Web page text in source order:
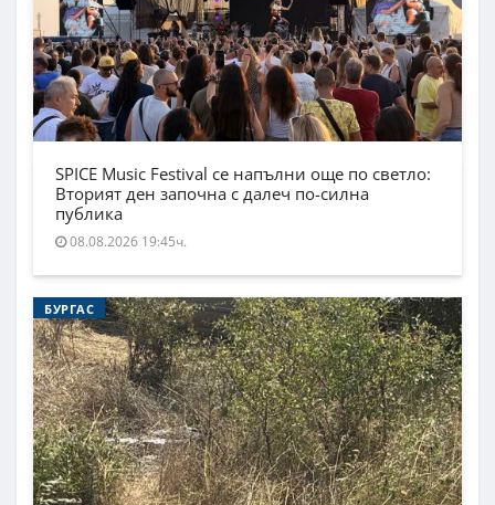
SPICE Music Festival се напълни още по светло:
Вторият ден започна с далеч по-силна
публика
08.08.2026 19:45ч.
БУРГАС